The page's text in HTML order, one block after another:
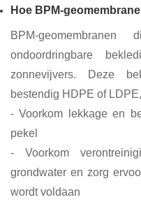
Hoe BPM-
BPM-
ondoordringbare
zonnevijvers. Deze
bestendig HDPE of
- Voorkom lekkage en
pekel
- Voorkom
grondwater en zorg
wordt voldaan